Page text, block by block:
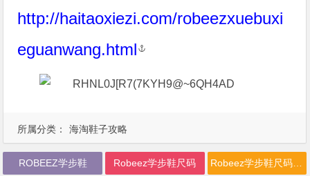
所属分类： 海淘鞋子攻略
http://haitaoxiezi.com/robeezxuebuxi
eguanwang.html
ROBEEZ学步鞋 Robeez学步鞋尺码 Robeez学步鞋尺码怎么选择